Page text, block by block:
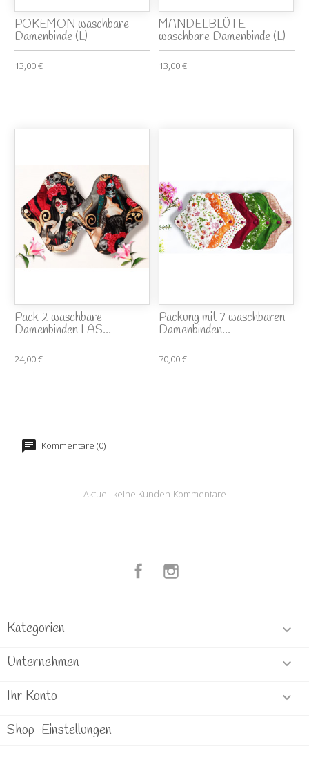
POKEMON waschbare
Damenbinde (L)
13,00 €
MANDELBLÜTE
waschbare Damenbinde (L)
13,00 €
Pack 2 waschbare
Damenbinden LAS...
24,00 €
Packung mit 7 waschbaren
Damenbinden...
70,00 €
Kommentare (0)
Aktuell keine Kunden-Kommentare
Facebook
Kategorien 
Unternehmen 
Ihr Konto 
Shop-Einstellungen